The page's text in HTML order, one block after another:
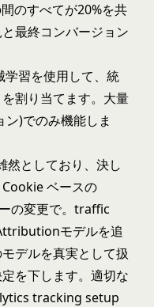
のすべてが20%を共
最終コンバージョン
学習を使用して、統
割り当てます。大量
)でのみ機能しま
としており、決し
ベースの
変更で。 traffic
モデルを追
デルを真実として扱
を下します。適切な
tracking setup